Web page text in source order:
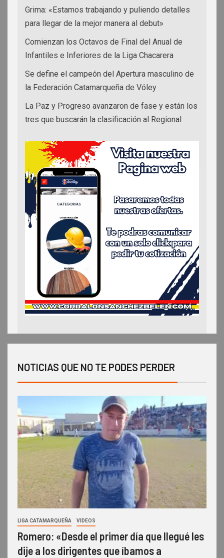
Grima: «Estamos trabajando y puliendo detalles
para llegar de la mejor manera al debut»
Comienzan los Octavos de Final del Anual de
Infantiles e Inferiores de la Liga Chacarera
Se define el campeón del Apertura masculino de
la Federación Catamarqueña de Vóley
La Paz y Progreso avanzaron de fase y están los
tres que buscarán la clasificación al Regional
NOTICIAS QUE NO TE PODES PERDER
LIGA CATAMARQUEÑA VIDEOS
Romero: «Desde el primer día que llegué les
dije a los dirigentes que íbamos a